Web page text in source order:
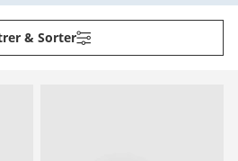
& Sorter